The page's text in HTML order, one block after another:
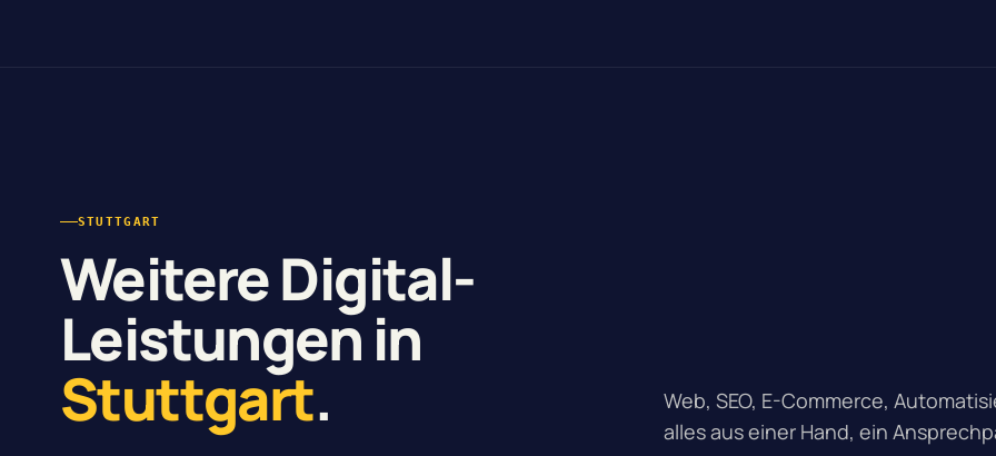
STUTTGART
Weitere Digital-
Leistungen in
Stuttgart.
Web, SEO, E-Commerce,
alles aus einer Hand, ein